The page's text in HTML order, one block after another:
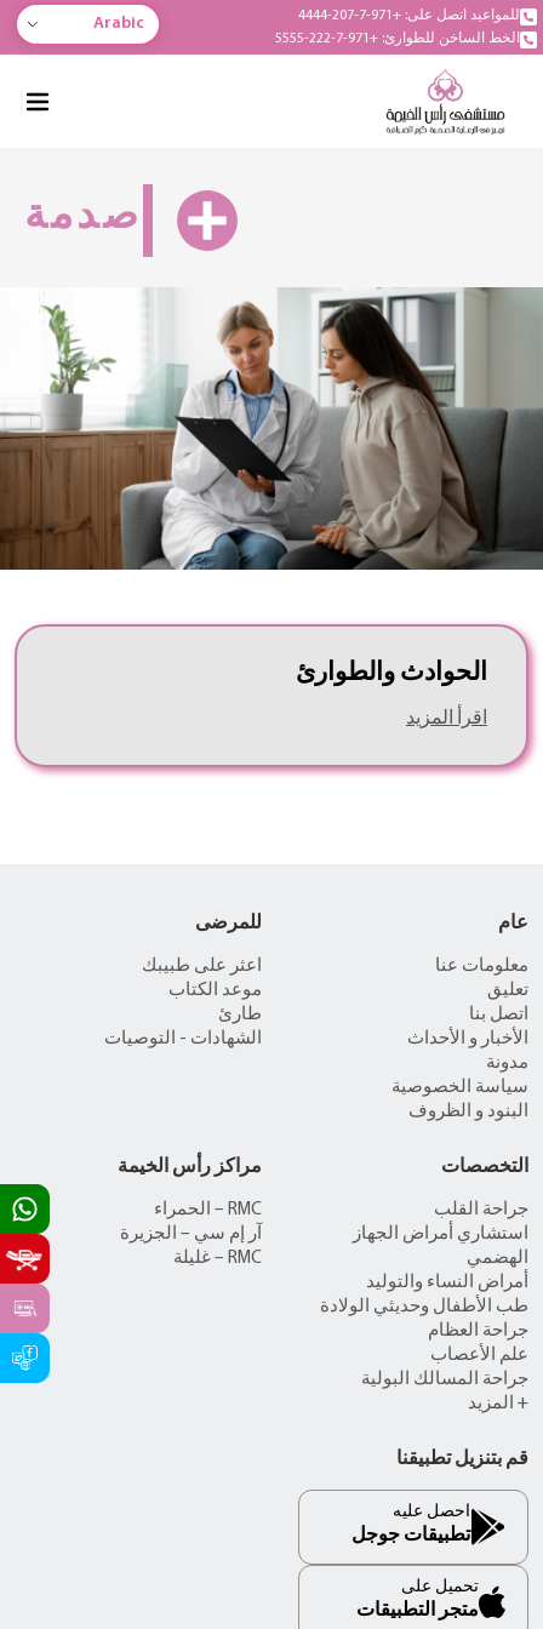
للمواعيد اتصل على: +971-7-207-4444
الخط الساخن للطوارئ: +971-7-222-5555
Arabic
صدمة
الحوادث والطوارئ
اقرأ المزيد
عام
معلومات عنا
تعليق
اتصل بنا
الأخبار و الأحداث
مدونة
سياسة الخصوصية
البنود و الظروف
للمرضى
اعثر على طبيبك
موعد الكتاب
طارئ
الشهادات - التوصيات
التخصصات
جراحة القلب
استشاري أمراض الجهاز
الهضمي
أمراض النساء والتوليد
طب الأطفال وحديثي الولادة
جراحة العظام
علم الأعصاب
جراحة المسالك البولية
+ المزيد
مراكز رأس الخيمة
RMC – الحمراء
آر إم سي – الجزيرة
RMC – غليلة
قم بتنزيل تطبيقنا
احصل عليه
تطبيقات جوجل
تحميل على
متجر التطبيقات